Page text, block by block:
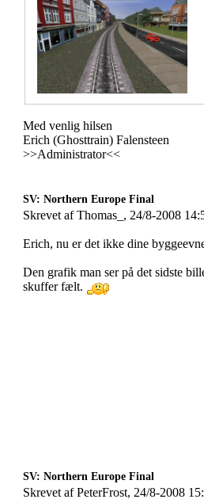
Med venlig hilsen
Erich (Ghosttrain) Falensteen
>>Administrator<<
SV: Northern Europe Final
Skrevet af Thomas_, 24/8-2008
Erich, nu er det ikke dine
Den grafik man ser på det sidste
skuffer fælt.
SV: Northern Europe Final
Skrevet af PeterFrost, 24/8-2008